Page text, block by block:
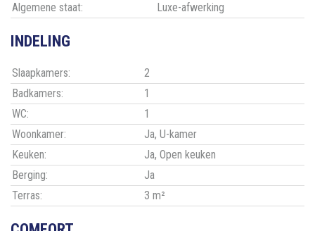
Algemene staat:
Luxe-afwerking
INDELING
Slaapkamers:
2
Badkamers:
1
WC:
1
Woonkamer:
Ja, U-kamer
Keuken:
Ja, Open keuken
Berging:
Ja
Terras:
3 m²